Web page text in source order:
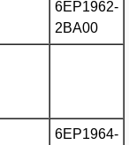
6EP1962-
2BA00
6EP1964-